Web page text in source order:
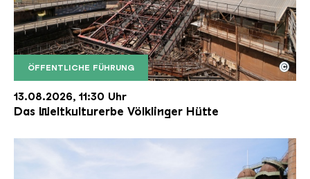
ÖFFENTLICHE FÜHRUNG
Der Erzschrägaufzug der Völklinger Hütte mit
Copyright: Weltkulturerbe Völklinger Hütte | Karl
©
13.08.2026, 11:30 Uhr
Das Weltkulturerbe Völklinger Hütte